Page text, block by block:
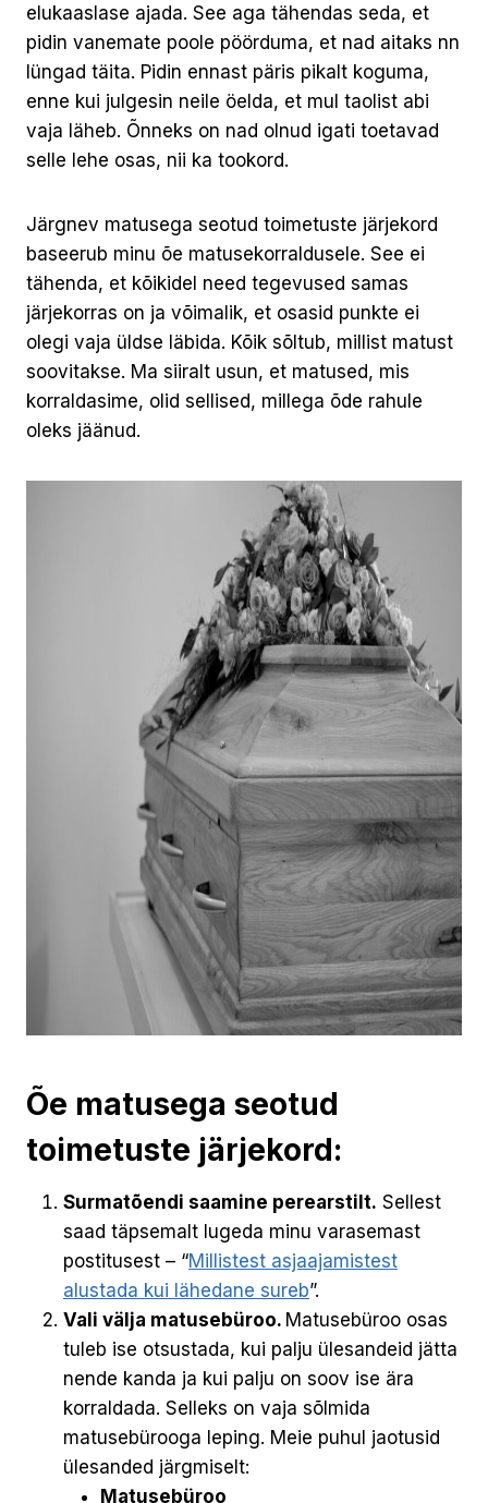
elukaaslase ajada. See aga tähendas seda, et
pidin vanemate poole pöörduma, et nad aitaks nn
lüngad täita. Pidin ennast päris pikalt koguma,
enne kui julgesin neile öelda, et mul taolist abi
vaja läheb. Õnneks on nad olnud igati toetavad
selle lehe osas, nii ka tookord.
Järgnev matusega seotud toimetuste järjekord
baseerub minu õe matusekorraldusele. See ei
tähenda, et kõikidel need tegevused samas
järjekorras on ja võimalik, et osasid punkte ei
olegi vaja üldse läbida. Kõik sõltub, millist matust
soovitakse. Ma siiralt usun, et matused, mis
korraldasime, olid sellised, millega õde rahule
oleks jäänud.
Õe matusega seotud
toimetuste järjekord:
Surmatõendi saamine perearstilt. Sellest
saad täpsemalt lugeda minu varasemast
postitusest – “Millistest asjaajamistest
alustada kui lähedane sureb”.
Vali välja matusebüroo. Matusebüroo osas
tuleb ise otsustada, kui palju ülesandeid jätta
nende kanda ja kui palju on soov ise ära
korraldada. Selleks on vaja sõlmida
matusebürooga leping. Meie puhul jaotusid
ülesanded järgmiselt:
Matusebüroo